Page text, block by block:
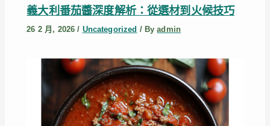
義大利番茄醬深度解析：從選材到火候技巧
26 2 月, 2026/ Uncategorized / Byadmin